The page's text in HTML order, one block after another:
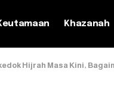
Khazanah
Hijrah Masa Kini,